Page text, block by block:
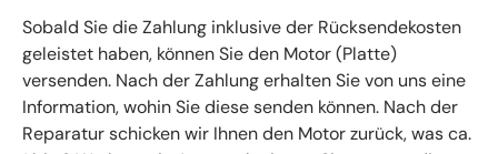
Sobald Sie die Zahlung inklusive der Rücksendekosten
geleistet haben, können Sie den Motor (Platte)
versenden. Nach der Zahlung erhalten Sie von uns eine
Information, wohin Sie diese senden können. Nach der
Reparatur schicken wir Ihnen den Motor zurück, was ca.